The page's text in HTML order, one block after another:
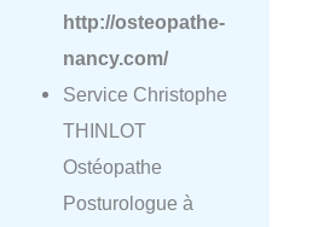
http://osteopathe-
nancy.com/
Service Christophe
THINLOT
Ostéopathe
Posturologue à